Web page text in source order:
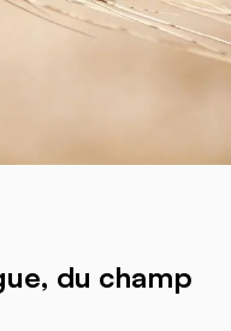
du champ